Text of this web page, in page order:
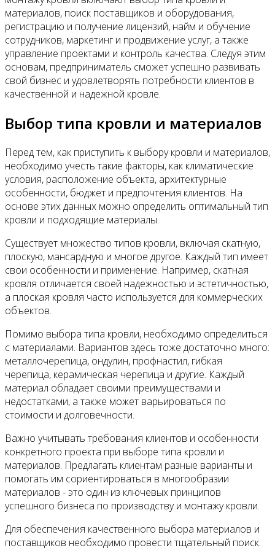
материалов, поиск поставщиков и оборудования,
регистрацию и получение лицензий, найм и обучение
сотрудников, маркетинг и продвижение услуг, а также
управление проектами и контроль качества. Следуя этим
основам, предприниматель сможет успешно развивать
свой бизнес и удовлетворять потребности клиентов в
качественной и надежной кровле.
Выбор типа кровли и материалов
Перед тем, как приступить к выбору кровли и материалов,
необходимо учесть такие факторы, как климатические
условия, расположение объекта, архитектурные
особенности, бюджет и предпочтения клиентов. На
основе этих данных можно определить оптимальный тип
кровли и подходящие материалы.
Существует множество типов кровли, включая скатную,
плоскую, мансардную и многое другое. Каждый тип имеет
свои особенности и применение. Например, скатная
кровля отличается своей надежностью и эстетичностью,
а плоская кровля часто используется для коммерческих
объектов.
Помимо выбора типа кровли, необходимо определиться
с материалами. Вариантов здесь тоже достаточно много:
металлочерепица, ондулин, профнастил, гибкая
черепица, керамическая черепица и другие. Каждый
материал обладает своими преимуществами и
недостатками, а также может варьироваться по
стоимости и долговечности.
Важно учитывать требования клиентов и особенности
конкретного проекта при выборе типа кровли и
материалов. Предлагать клиентам разные варианты и
помогать им сориентироваться в многообразии
материалов - это один из ключевых принципов
успешного бизнеса по производству и монтажу кровли.
Для обеспечения качественного выбора материалов и
поставщиков необходимо провести тщательный поиск.